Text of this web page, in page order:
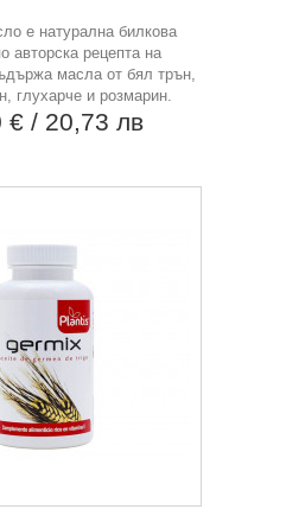
е натурална билкова
авторска рецепта на
масла от бял трън,
глухарче и розмарин.
€/ 20,73 лв